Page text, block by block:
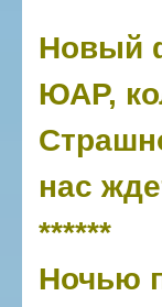
Новый
ЮАР,
нас
******
Ночью